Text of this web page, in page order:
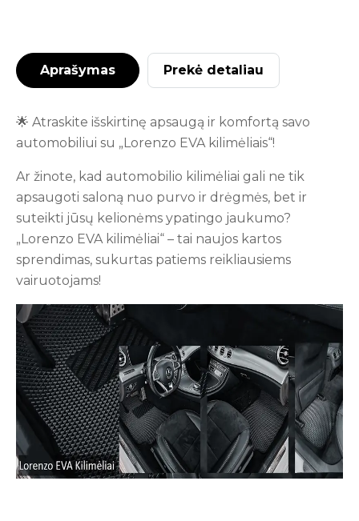
Aprašymas Prekė detaliau
🌟 Atraskite išskirtinę apsaugą ir komfortą savo
automobiliui su „Lorenzo EVA kilimėliais“!
Ar žinote, kad automobilio kilimėliai gali ne tik
apsaugoti saloną nuo purvo ir drėgmės, bet ir
suteikti jūsų kelionėms ypatingo jaukumo?
„Lorenzo EVA kilimėliai“ – tai naujos kartos
sprendimas, sukurtas patiems reikliausiems
vairuotojams!